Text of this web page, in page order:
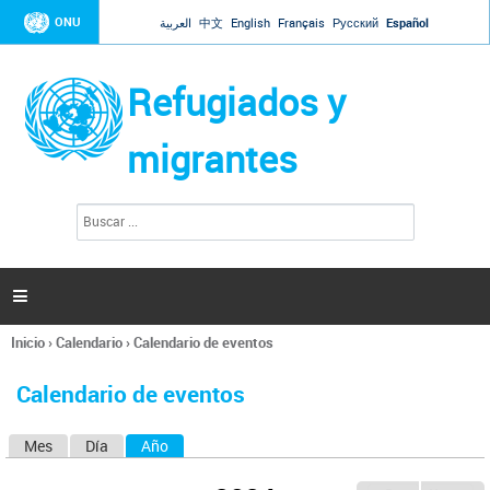
Jump to navigation
ONU العربية 中文 English Français Русский Español
Refugiados y
migrantes
l
s

Se
usted
Inicio›Calendario›Calendario de eventos
Calendario de eventos
Mes Día Año